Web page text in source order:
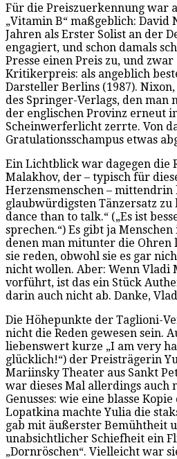
Für die Preiszuerkennung war
„Vitamin B“ maßgeblich: David
Jahren als Erster Solist an der
engagiert, und schon damals
Presse einen Preis zu, und
Kritikerpreis: als angeblich
Darsteller Berlins (1987).
des Springer-Verlags, den man
der englischen Provinz erneut
Scheinwerferlicht zerrte. Von
Gratulationsschampus etwas
Ein Lichtblick war dagegen die
Malakhov, der – typisch für
Herzensmenschen –
glaubwürdigsten Tänzersatz zu
dance than to talk.“ („Es ist
sprechen.“) Es gibt ja
denen man mitunter die Ohren
sie reden, obwohl sie es gar
nicht wollen. Aber: Wenn Vladi
vorführt, ist das ein Stück
darin auch nicht ab. Danke,
Die Höhepunkte der Taglioni-
nicht die Reden gewesen sein.
liebenswert kurze „I am very
glücklich!“) der Preisträgerin
Mariinsky Theater aus Sankt
war dieses Mal allerdings auch
Genusses: wie eine blasse
Lopatkina machte Yulia die
gab mit äußerster Bemühtheit
unabsichtlicher Schiefheit ein
„Dornröschen“. Vielleicht war